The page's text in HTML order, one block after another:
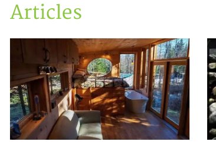
Accueil
Articles
Articles